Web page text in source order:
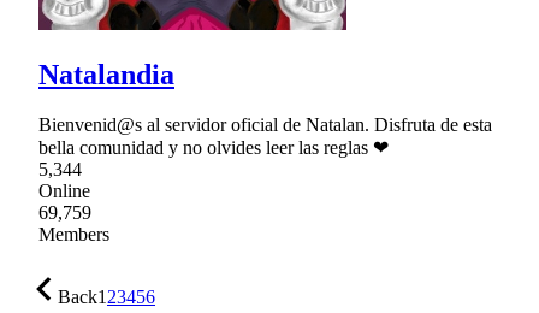
Natalandia
Bienvenid@s al servidor oficial de Natalan. Disfruta de esta
bella comunidad y no olvides leer las reglas ❤
5,344
Online
69,759
Members
Back123456